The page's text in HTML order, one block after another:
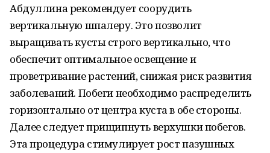
Абдуллина рекомендует соорудить
вертикальную шпалеру. Это позволит
выращивать кусты строго вертикально, что
обеспечит оптимальное освещение и
проветривание растений, снижая риск развития
заболеваний. Побеги необходимо распределить
горизонтально от центра куста в обе стороны.
Далее следует прищипнуть верхушки побегов.
Эта процедура стимулирует рост пазушных